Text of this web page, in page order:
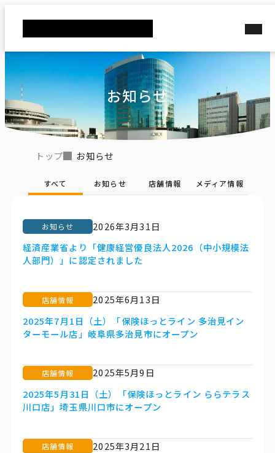
お知らせ
トップ お知らせ
すべて お知らせ 店舗情報 メディア情報
お知らせ
2026年3月31日
経済産業省より「健康経営優良法人2026（中小規模法
人部門）」に認定されました
店舗情報
2025年6月13日
2025年7月1日（土）「保険ほっとライン 多治見イン
ターモール店」岐阜県多治見市にオープン
店舗情報
2025年5月9日
2025年5月31日（土）「保険ほっとライン ららテラス
川口店」埼玉県川口市にオープン
店舗情報
2025年3月21日